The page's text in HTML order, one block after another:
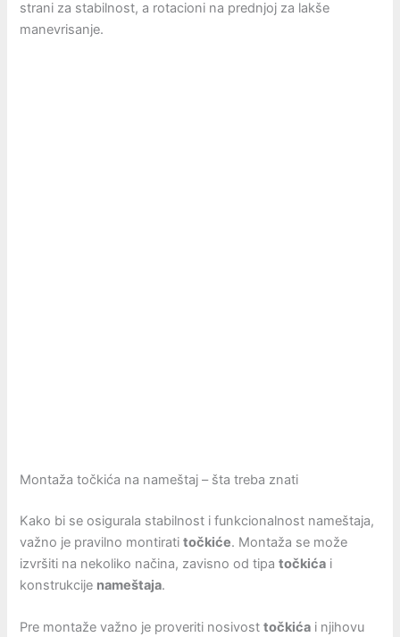
strani za stabilnost, a rotacioni na prednjoj za lakše
manevrisanje.
Montaža točkića na nameštaj – šta treba znati
Kako bi se osigurala stabilnost i funkcionalnost nameštaja,
važno je pravilno montiratitočkiće. Montaža se može
izvršiti na nekoliko načina, zavisno od tipatočkića i
konstrukcije nameštaja.
Pre montaže važno je proveriti nosivosttočkića i njihovu